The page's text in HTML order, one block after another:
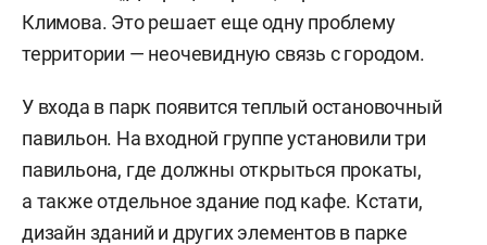
Климова. Это решает еще одну проблему
территории — неочевидную связь с городом.
У входа в парк появится теплый остановочный
павильон. На входной группе установили три
павильона, где должны открыться прокаты,
а также отдельное здание под кафе. Кстати,
дизайн зданий и других элементов в парке